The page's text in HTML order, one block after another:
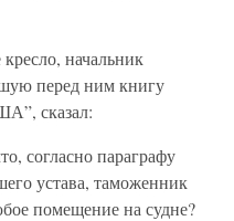
начальник
перед ним книгу
сказал:
согласно параграфу
устава, таможенник
помещение на судне?